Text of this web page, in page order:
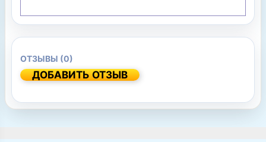
ОТЗЫВЫ (0)
ДОБАВИТЬ ОТЗЫВ